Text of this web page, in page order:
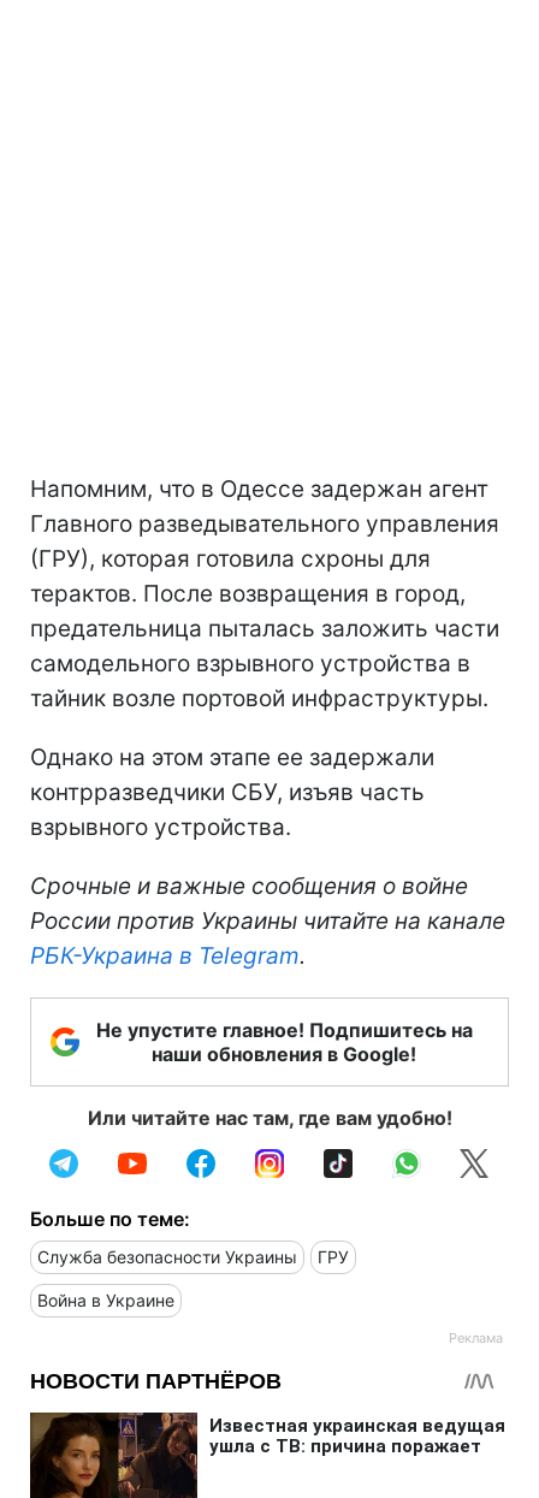
Напомним, что в Одессе задержан агент
Главного разведывательного управления
(ГРУ), которая готовила схроны для
терактов. После возвращения в город,
предательница пыталась заложить части
самодельного взрывного устройства в
тайник возле портовой инфраструктуры.
Однако на этом этапе ее задержали
контрразведчики СБУ, изъяв часть
взрывного устройства.
Срочные и важные сообщения о войне
России против Украины читайте на канале
РБК-Украина в Telegram.
Не упустите главное! Подпишитесь на
наши обновления в Google!
Или читайте нас там, где вам удобно!
Больше по теме:
Служба безопасности Украины ГРУ
Война в Украине